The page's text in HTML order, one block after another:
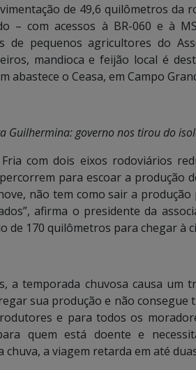
de 49,6 quilômetros da
– com acessos à BR-060 e à
de pequenos agricultores do
mandioca e feijão local é
abastece o Ceasa, em Campo
Guilhermina: governo nos tirou do
com dois eixos rodoviários
para escoar a produção
não tem como sair a
afirma o presidente da
de 170 quilômetros para chegar à
a temporada chuvosa causa um
sua produção e não consegue
e para todos os
quem está doente e
chuva, a viagem retarda em até